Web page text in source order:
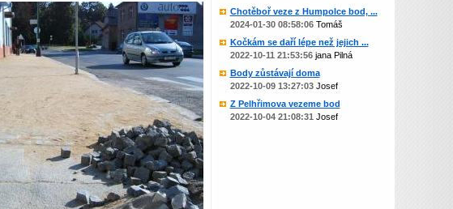
Chotěboř veze z Humpolce bod, ...
2024-01-30 08:58:06Tomáš
Kočkám se daří lépe než jejich ...
2022-10-11 21:53:56jana Pilná
Body zůstávají doma
2022-10-09 13:27:03Josef
Z Pelhřimova vezeme bod
2022-10-04 21:08:31 Josef